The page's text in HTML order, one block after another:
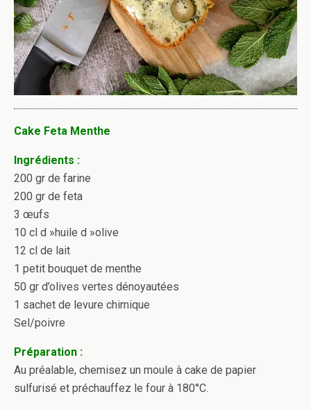
Cake Feta Menthe
Ingrédients :
200 gr de farine
200 gr de feta
3 œufs
10 cl d »huile d »olive
12 cl de lait
1 petit bouquet de menthe
50 gr d’olives vertes dénoyautées
1 sachet de levure chimique
Sel/poivre
Préparation :
Au préalable, chemisez un moule à cake de papier
sulfurisé et préchauffez le four à 180°C.